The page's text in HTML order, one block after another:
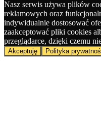
Nasz serwis używa plików
reklamowych oraz
indywidualnie dostosować
zaakceptować pliki cookies
przeglądarce, dzięki czemu
Akceptuję Polityka